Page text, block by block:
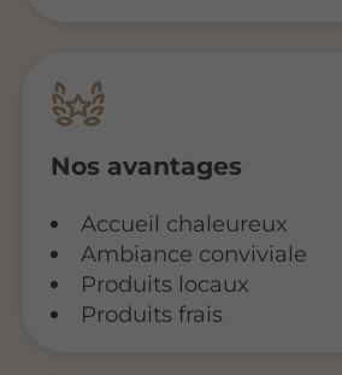
Nos avantages
Accueil chaleureux
Ambiance conviviale
Produits locaux
Produits frais